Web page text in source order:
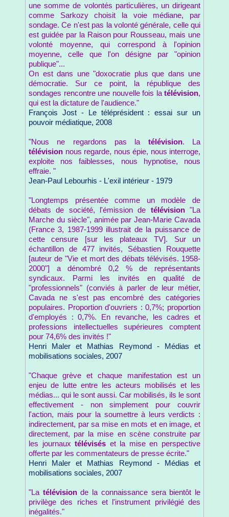
une somme de volontés particulières, un dirigeant
comme Sarkozy choisit la voie médiane, par
sondage. Ce n'est pas la volonté générale, celle qui
est guidée par la Raison pour Rousseau, mais une
volonté moyenne, qui correspond à l'opinion
moyenne, celle que l'on désigne par "opinion
publique"...
On est dans une "doxocratie plus que dans une
démocratie. Sur ce point, la république des
sondages rencontre une nouvelle fois la télévision,
qui est la dictature de l'audience."
François Jost - Le téléprésident : essai sur un
pouvoir médiatique, 2008
"Nous ne regardons pas la télévision. La
télévision nous regarde, nous épie, nous interroge,
exploite nos faiblesses, nous hypnotise, nous
effraie. "
Jean-Paul Lebourhis - L'exil intérieur - 1979
"Longtemps présentée comme un modèle de
débats de société, l'émission de télévision"La
Marche du siècle", animée par Jean-Marie Cavada
(France 3, 1987-1999 illustrait de la puissance de
cette censure [sur les plateaux TV]. Sur un
échantillon de 477 invités, Sébastien Rouquette
[auteur de "Vie et mort des débats télévisés. 1958-
2000"] a dénombré 0,2 % de représentants
syndicaux. Parmi les invités en qualité de
"professionnels" (conviés à parler de leur métier,
Cavada ne s'est pas encombré des catégories
populaires. Proportion d'ouvriers : 0,7%; proportion
d'employés : 0,7%. En revanche, les cadres et
professions intellectuelles supérieures comptent
pour 74,6% des invités !"
Henri Maler et Mathias Reymond - Médias et
mobilisations sociales, 2007
"Chaque grève et chaque manifestation est un
enjeu de lutte entre les acteurs mobilisés et les
médias... qui le sont aussi. Car mobilisés, ils le sont
effectivement - non simplement pour couvrir
l'action, mais pour la soumettre à leurs verdicts :
indirectement, par sa mise en mots et en image, et
directement, par la mise en scène construite par
les journauxtélévisés et la mise en perspective
offerte par les commentateurs de presse écrite."
Henri Maler et Mathias Reymond - Médias et
mobilisations sociales, 2007
"La télévisionde la connaissance sera bientôt le
privilège des riches et l'instrument privilégié des
inégalités."